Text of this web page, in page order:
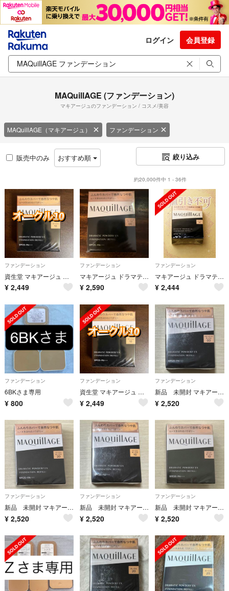
ログイン 会員登録
MAQuillAGE (ファンデーション)
マキアージュのファンデーション / コスメ/美容
MAQuillAGE（マキアージュ） ファンデーション
販売中のみ おすすめ順 絞り込み
約20,000件中 1 - 36件
ファンデーション
資生堂 マキアージュ ドラマティックパウダリー EX オークル10 レフィル
¥ 2,449
ファンデーション
マキアージュ ドラマティックパウダリー ＥＸ ベビーピンク オークル00
¥ 2,590
ファンデーション
マキアージュ ドラマティックパウダリー EX オークル10 レフィル(9.3g)
¥ 2,444
ファンデーション
6BKさま専用
¥ 800
ファンデーション
資生堂 マキアージュ ドラマティックパウダリー EX オークル10 レフィル
¥ 2,449
ファンデーション
新品 未開封 マキアージュ ドラマティックパウダリー EX レフィル ベビーピンクオークル10(9.3g) ファンデーション
¥ 2,520
ファンデーション
新品 未開封 マキアージュ ドラマティックパウダリー EX レフィル ベージュオークル20
¥ 2,520
ファンデーション
新品 未開封 マキアージュ ドラマティックパウダリー EX レフィル ベージュオークル10
¥ 2,520
ファンデーション
新品 未開封 マキアージュ ドラマティックパウダリー EX レフィル ピンクオークル10
¥ 2,520